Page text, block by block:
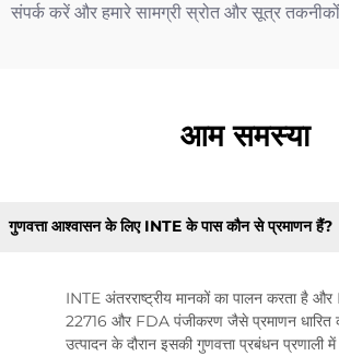
संपर्क करें और हमारे सामग्री स्रोत और सूत्र
आम समस्या
गुणवत्ता आश्वासन के लिए INTE के पास कौन से प्रमाणन हैं?
INTE अंतरराष्ट्रीय मानकों का पालन करता है
22716 और FDA पंजीकरण जैसे प्रमाणन धारित
उत्पादन के दौरान इसकी गुणवत्ता प्रबंधन प्रणाली